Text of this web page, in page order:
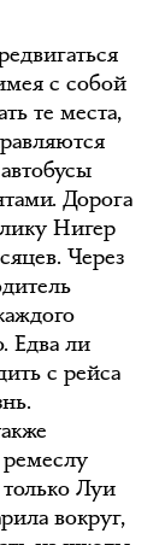
с собой
те места,
Дорога
Нигер
Через
Едва ли
с рейса
Луи
вокруг,